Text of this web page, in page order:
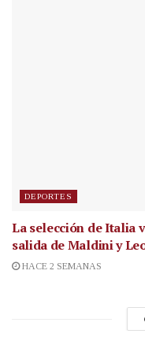
DEPORTES
La selección de Italia
salida de Maldini y
HACE 2 SEMANAS